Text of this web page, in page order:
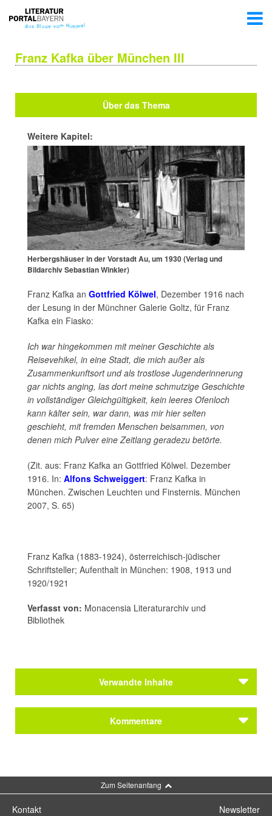
Franz Kafka über München III
Über das Thema
Weitere Kapitel:
Herbergshäuser in der Vorstadt Au, um 1930 (Verlag und
Bildarchiv Sebastian Winkler)
Franz Kafka an Gottfried Kölwel, Dezember 1916 nach
der Lesung in der Münchner Galerie Goltz, für Franz
Kafka ein Fiasko:
Ich war hingekommen mit meiner Geschichte als
Reisevehikel, in eine Stadt, die mich außer als
Zusammenkunftsort und als trostlose Jugenderinnerung
garnichts anging, las dort meine schmutzige Geschichte
in vollständiger Gleichgültigkeit, kein leeres Ofenloch
kann kälter sein, war dann, was mir hier selten
geschieht, mitfremden Menschen beisammen, von
denen mich Pulvereine Zeitlang geradezu betörte.
(Zit. aus: Franz Kafka an Gottfried Kölwel. Dezember
1916. In: Alfons Schweiggert: Franz Kafka in
München. Zwischen Leuchten und Finsternis. München
2007, S. 65)
Franz Kafka (1883-1924), österreichisch-jüdischer
Schriftsteller; Aufenthalt in München: 1908, 1913 und
1920/1921
Verfasst von: Monacensia Literaturarchiv und
Bibliothek
Verwandte Inhalte
Kölwel, Gottfried
Schweiggert, Alfons
Kölwel, Gottfried
Schweiggert, Alfons
Themen
Kommentare
Zum Seitenanfang
Kontakt Newsletter